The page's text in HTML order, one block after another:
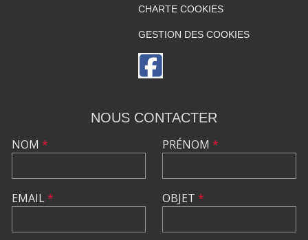
CHARTE COOKIES
GESTION DES COOKIES
NOUS CONTACTER
NOM *
EMAIL*
PRÉNOM *
OBJET *